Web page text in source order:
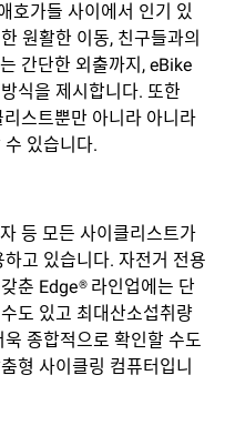
호가들 사이에서 인기 있
원활한 이동, 친구들과의
간단한 외출까지, eBike
식을 제시합니다. 또한
스트뿐만 아니라 아니라
있습니다.
등 모든 사이클리스트가
고 있습니다. 자전거 전용
춘 Edge® 라인업에는 단
도 있고 최대산소섭취량
종합적으로 확인할 수도
형 사이클링 컴퓨터입니